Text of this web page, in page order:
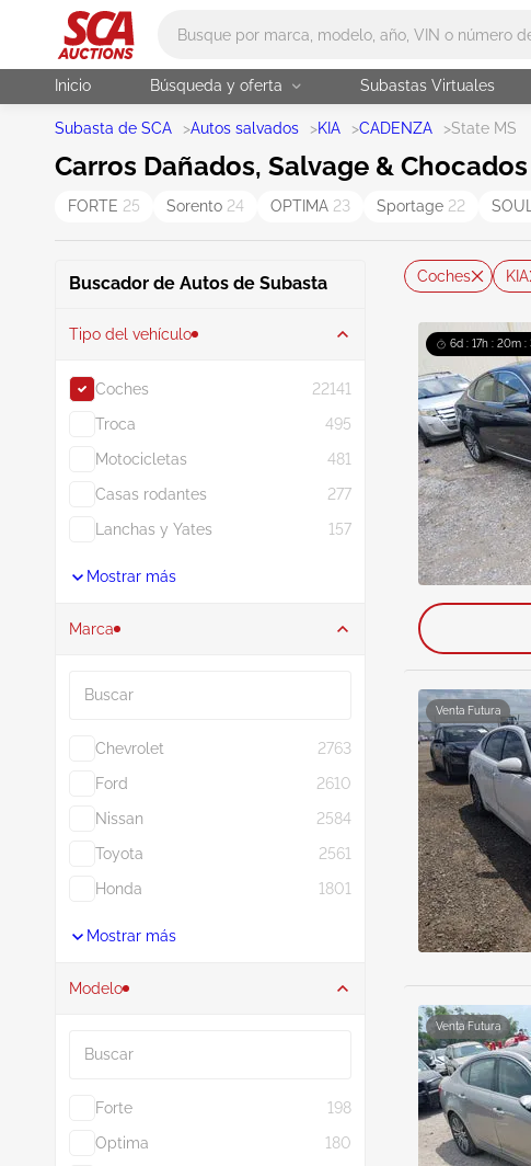
Inicio Búsqueda y oferta Subastas Virtuales
Subasta de SCA >Autos salvados >KIA >CADENZA >State MS
Carros Dañados, Salvage &
FORTE 25 Sorento 24 OPTIMA 23 Sportage 22 SOUL
Buscador de Autos de Subasta
Tipo del vehículo
Coches
22141
Troca
495
Motocicletas
481
Casas rodantes
277
Lanchas y Yates
157
Mostrar más
Marca
Chevrolet
2763
Ford
2610
Nissan
2584
Toyota
2561
Honda
1801
Mostrar más
Modelo
Forte
198
Optima
180
Coches KIA
6d : 17h : 20m :
Venta Futura
Venta Futura